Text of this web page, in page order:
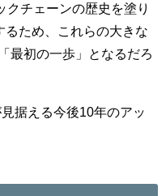
クチェーンの歴史を塗り
るため、これらの大きな
最初の一歩」となるだろ
据える今後10年のアッ